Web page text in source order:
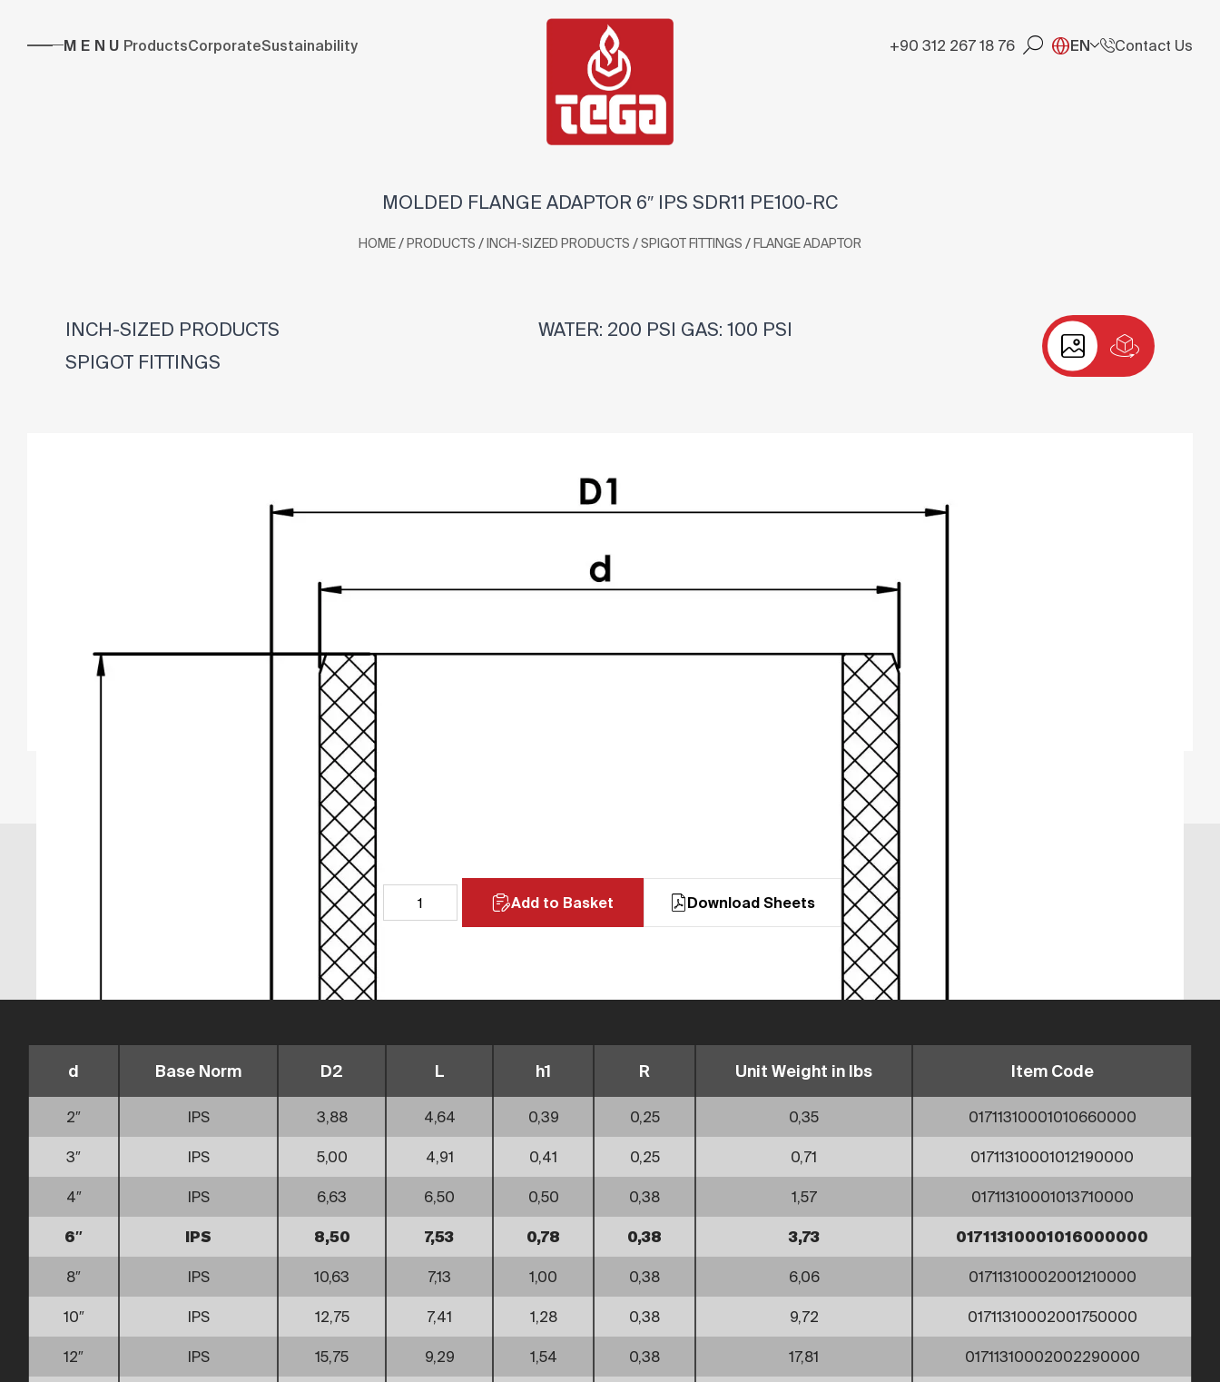
MENU ProductsCorporateSustainability +90 312 267 18 76 EN Contact Us
MOLDED FLANGE ADAPTOR 6″ IPS SDR11 PE100-RC
HOME/PRODUCTS /INCH-SIZED PRODUCTS /SPIGOT FITTINGS /FLANGE ADAPTOR
INCH-SIZED PRODUCTS
SPIGOT FITTINGS
WATER: 200 PSI GAS: 100 PSI
Add to Basket Download Sheets
d Base Norm D2 L h1 R Unit Weight in lbs Item Code
2″ IPS 3,88 4,64 0,39 0,25 0,35 01711310001010660000
3″ IPS 5,00 4,91 0,41 0,25 0,71 01711310001012190000
4″ IPS 6,63 6,50 0,50 0,38 1,57 01711310001013710000
6″ IPS 8,50 7,53 0,78 0,38 3,73 01711310001016000000
8″ IPS 10,63 7,13 1,00 0,38 6,06 01711310002001210000
10″ IPS 12,75 7,41 1,28 0,38 9,72 01711310002001750000
12″ IPS 15,75 9,29 1,54 0,38 17,81 01711310002002290000